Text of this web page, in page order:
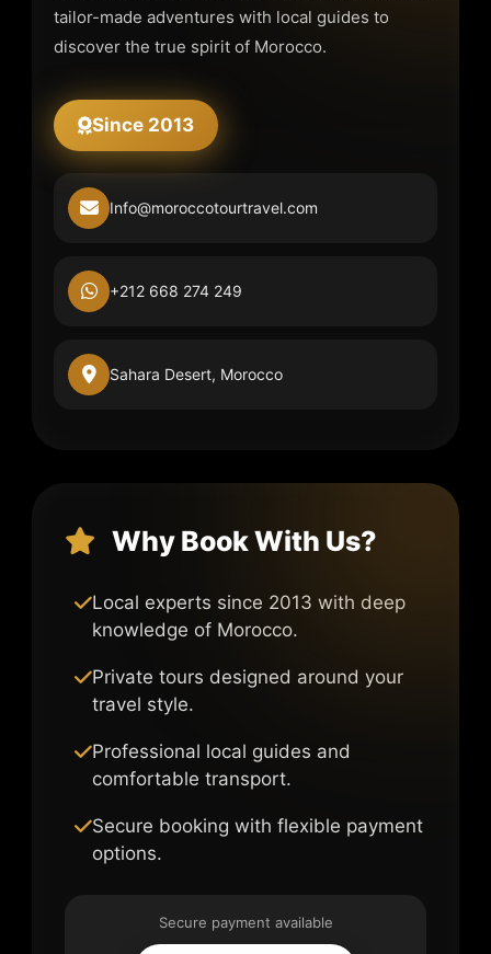
tailor-made adventures with local guides to
discover the true spirit of Morocco.
Since 2013
Info@moroccotourtravel.com
+212 668 274 249
Sahara Desert, Morocco
Why Book With Us?
Local experts since 2013 with deep
knowledge of Morocco.
Private tours designed around your
travel style.
Professional local guides and
comfortable transport.
Secure booking with flexible payment
options.
Secure payment available